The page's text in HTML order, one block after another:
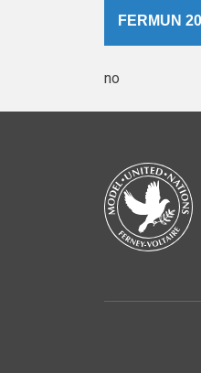
FERMUN
no